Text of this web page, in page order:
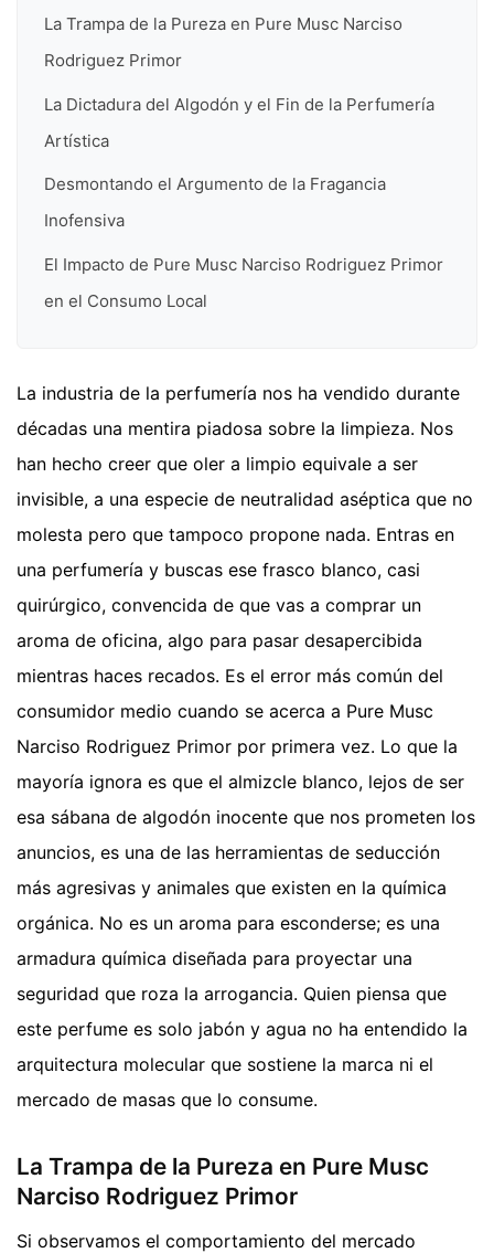
La Trampa de la Pureza en Pure Musc Narciso
Rodriguez Primor
La Dictadura del Algodón y el Fin de la Perfumería
Artística
Desmontando el Argumento de la Fragancia
Inofensiva
El Impacto de Pure Musc Narciso Rodriguez Primor
en el Consumo Local
La industria de la perfumería nos ha vendido durante
décadas una mentira piadosa sobre la limpieza. Nos
han hecho creer que oler a limpio equivale a ser
invisible, a una especie de neutralidad aséptica que no
molesta pero que tampoco propone nada. Entras en
una perfumería y buscas ese frasco blanco, casi
quirúrgico, convencida de que vas a comprar un
aroma de oficina, algo para pasar desapercibida
mientras haces recados. Es el error más común del
consumidor medio cuando se acerca a Pure Musc
Narciso Rodriguez Primor por primera vez. Lo que la
mayoría ignora es que el almizcle blanco, lejos de ser
esa sábana de algodón inocente que nos prometen los
anuncios, es una de las herramientas de seducción
más agresivas y animales que existen en la química
orgánica. No es un aroma para esconderse; es una
armadura química diseñada para proyectar una
seguridad que roza la arrogancia. Quien piensa que
este perfume es solo jabón y agua no ha entendido la
arquitectura molecular que sostiene la marca ni el
mercado de masas que lo consume.
La Trampa de la Pureza en Pure Musc
Narciso Rodriguez Primor
Si observamos el comportamiento del mercado